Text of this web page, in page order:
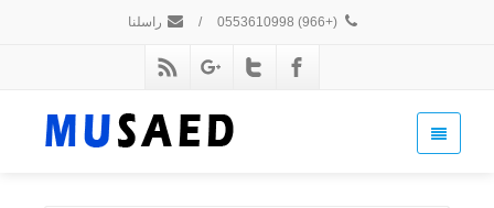
(+966) 0553610998
/ راسلنا